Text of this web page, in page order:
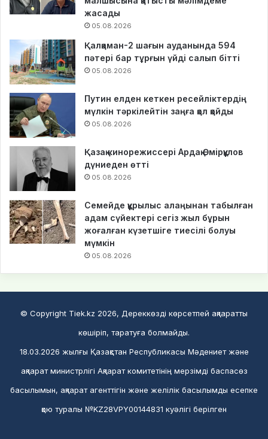
жасады
05.08.2026
Қалқаман-2 шағын ауданында 594
пәтері бар тұрғын үйді салып бітті
05.08.2026
Путин елден кеткен ресейліктердің
мүлкін тәркілейтін заңға қол қойды
05.08.2026
Қазақ кинорежиссері Ардақ Әмірқұлов
дүниеден өтті
05.08.2026
Семейде құрылыс алаңынан табылған
адам сүйектері сегіз жыл бұрын
жоғалған күзетшіге тиесілі болуы
мүмкін
05.08.2026
© Copyright Tiek.kz 2026, Дереккөзді көрсетпей ақпаратты
көшіріп, таратуға болмайды.
18.03.2026 жылғы Қазақстан Республикасы Мәдениет және
ақпарат министрлігі Ақпарат комитетінің мерзімді баспасөз
басылымын, ақпарат агенттігін және желілік басылымды есепке
қою туралы №KZ28VPY00144831 куәлігі берілген